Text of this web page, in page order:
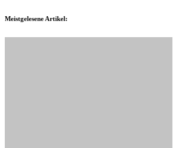
Meistgelesene Artikel: